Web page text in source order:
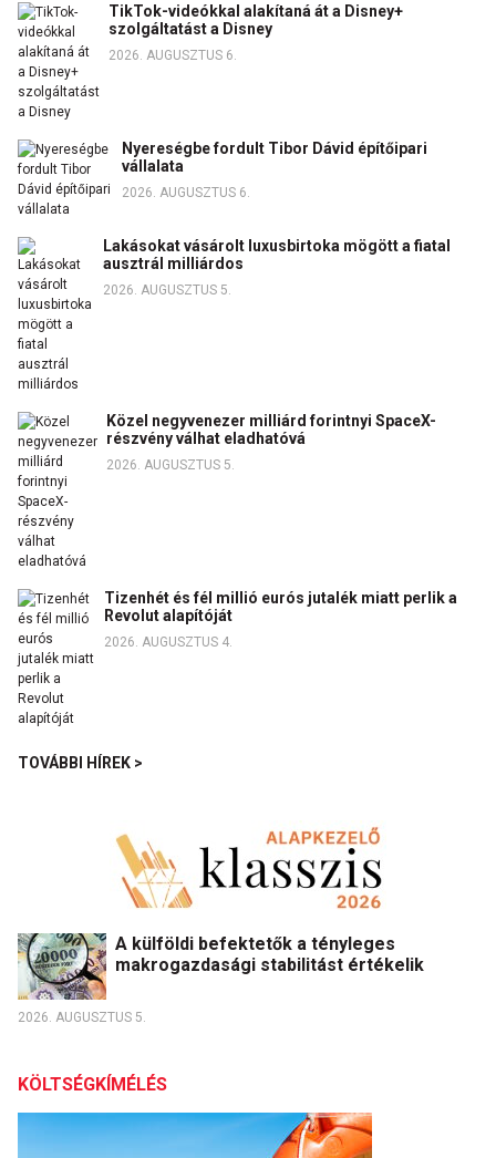
TikTok-videókkal alakítaná át a Disney+
szolgáltatást a Disney
2026. AUGUSZTUS 6.
Nyereségbe fordult Tibor Dávid építőipari
vállalata
2026. AUGUSZTUS 6.
Lakásokat vásárolt luxusbirtoka mögött a fiatal
ausztrál milliárdos
2026. AUGUSZTUS 5.
Közel negyvenezer milliárd forintnyi SpaceX-
részvény válhat eladhatóvá
2026. AUGUSZTUS 5.
Tizenhét és fél millió eurós jutalék miatt perlik a
Revolut alapítóját
2026. AUGUSZTUS 4.
TOVÁBBI HÍREK >
A külföldi befektetők a tényleges
makrogazdasági stabilitást értékelik
2026. AUGUSZTUS 5.
KÖLTSÉGKÍMÉLÉS